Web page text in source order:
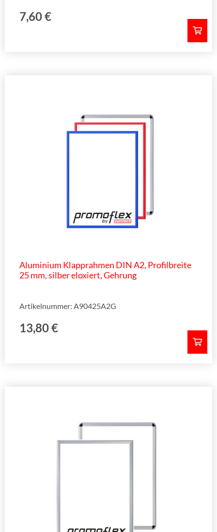
7,60€
Aluminium Klapprahmen DIN A2, Profilbreite
25 mm, silber eloxiert, Gehrung
13,80€
Artikelnummer: A90425A2G